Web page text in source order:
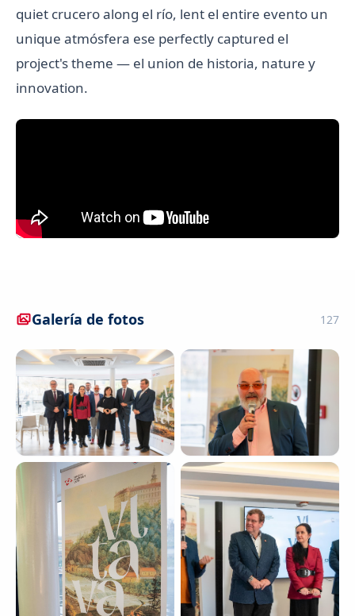
quiet crucero along el río, lent el entire evento un
unique atmósfera ese perfectly captured el
project's theme — el union de historia, nature y
innovation.
Galería de fotos 127